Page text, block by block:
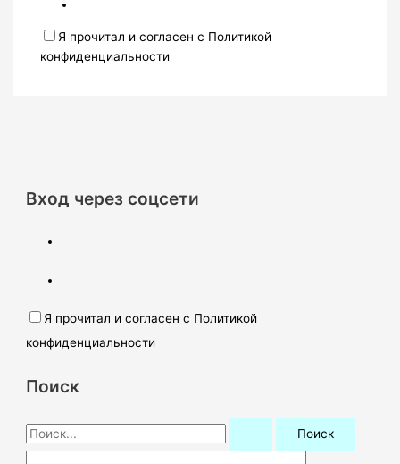
Я прочитал и согласен с Политикой
конфиденциальности
Вход через соцсети
Я прочитал и согласен с Политикой
конфиденциальности
Поиск
П
о